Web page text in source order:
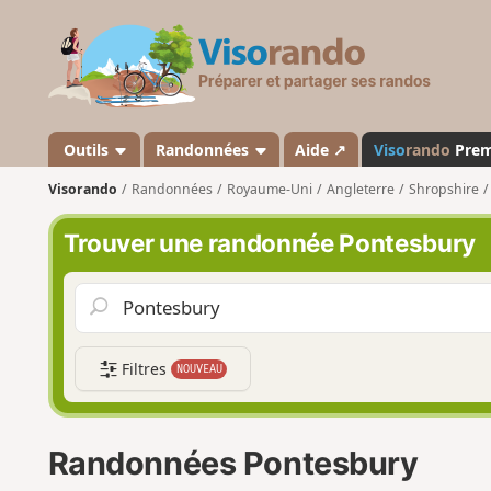
s
a
n
d
o
Outils Randonnées Aide ↗ Visorando
Visorando Randonnées Royaume-Uni Angleterre Shropshire
Trouver une randonnée Pontesbury
Filtres NOUVEAU
Randonnées Pontesbury